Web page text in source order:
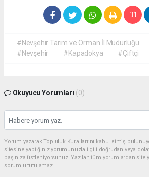
#Nevşehir Tarım ve Orman İl Müdürlüğü
#Nevşehir
#Kapadokya #Çiftçi
Okuyucu Yorumları (0)
Yorum yazarak Topluluk Kuralları’nı kabul etmiş
sitesine yaptığınız yorumunuzla ilgili doğrudan veya
başınıza üstleniyorsunuz. Yazılan tüm yorumlardan
sorumlu tutulamaz.